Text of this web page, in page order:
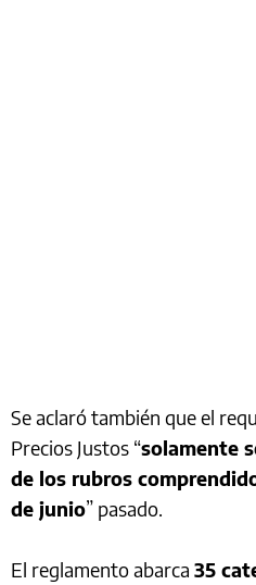
Se aclaró también que el
Precios Justos “solamente
de los rubros
de junio” pasado.
El reglamento abarca 35